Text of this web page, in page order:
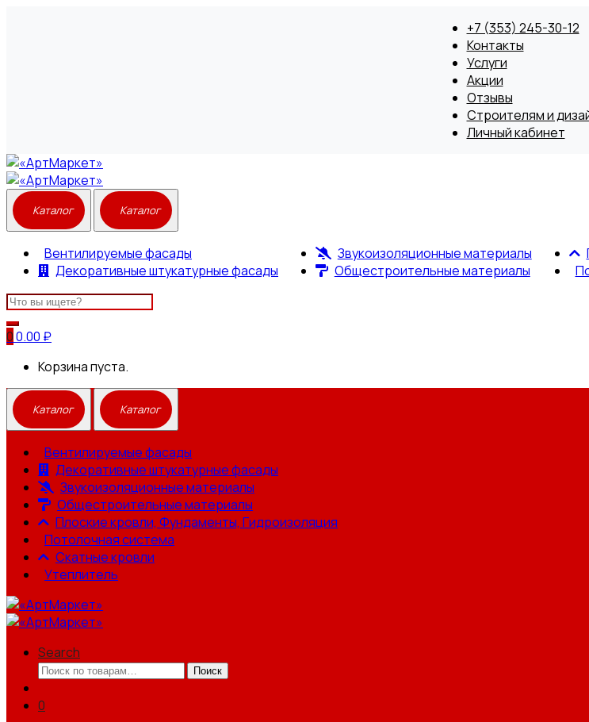
Вентилируемые фасады
Декоративные штукатурные фасады
Звукоизоляционные материалы
Общестроительные материалы
Search
for:
00.00 ₽
Корзина пуста.
+7 (353) 245-30-12
Контакты
Услуги
Акции
Отзывы
Строителям и
Личный кабинет
Вентилируемые фасады
Декоративные штукатурные фасады
Звукоизоляционные материалы
Общестроительные материалы
Плоские кровли, Фундаменты, Гидроизоляция
Потолочная система
Скатные кровли
Утеплитель
Search
Искать:
Поиск
0